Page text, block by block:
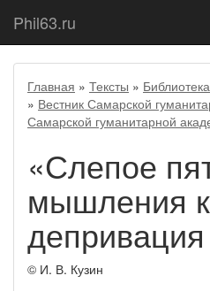
Phil63.ru
Главная » Тексты » Библиотека
» Вестник Самарской
Самарской гуманитарной
«Слепое
мышления
депривация
© И. В. Кузин